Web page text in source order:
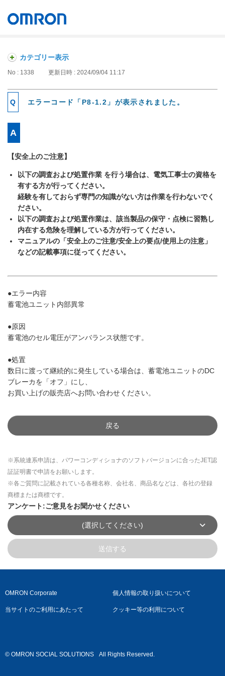
カテゴリー表示
No : 1338 更新日時 : 2024/09/04 11:17
エラーコード「P8-1.2」が表示されました。
【安全上のご注意】
以下の調査および処置作業 を行う場合は、電気工事士の資格を
有する方が行ってください。
経験を有しておらず専門の知識がない方は作業を行わないでく
ださい。
以下の調査および処置作業は、該当製品の保守・点検に習熟し
内在する危険を理解している方が行ってください。
マニュアルの「安全上のご注意/安全上の要点/使用上の注意」
などの記載事項に従ってください。
●エラー内容
蓄電池ユニット内部異常
●原因
蓄電池のセル電圧がアンバランス状態です。
●処置
数日に渡って継続的に発生している場合は、蓄電池ユニットのDC
ブレーカを「オフ」にし、
お買い上げの販売店へお問い合わせください。
戻る
※系統連系申請は、パワーコンディショナのソフトバージョンに合ったJET認
証証明書で申請をお願いします。
※各ご質問に記載されている各種名称、会社名、商品名などは、各社の登録
商標または商標です。
アンケート:ご意見をお聞かせください
(選択してください)
送信する
OMRON Corporate 個人情報の取り扱いについて
当サイトのご利用にあたって クッキー等の利用について
© OMRON SOCIAL SOLUTIONS All Rights Reserved.